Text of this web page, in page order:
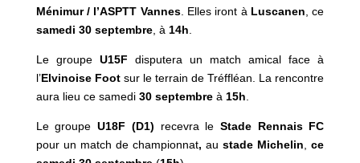
Ménimur / l’ASPTT Vannes. Elles iront à Luscanen , ce
samedi 30 septembre, à 14h
Le groupe U15F disputera un match amical face à
l’Elvinoise Foot sur le terrain de Tréffléan. La rencontre
aura lieu ce samedi 30 septembreà 15h
Le groupeU18F (D1) recevra le Stade Rennais FC
pour un match de championnat,austade Michelin ,ce